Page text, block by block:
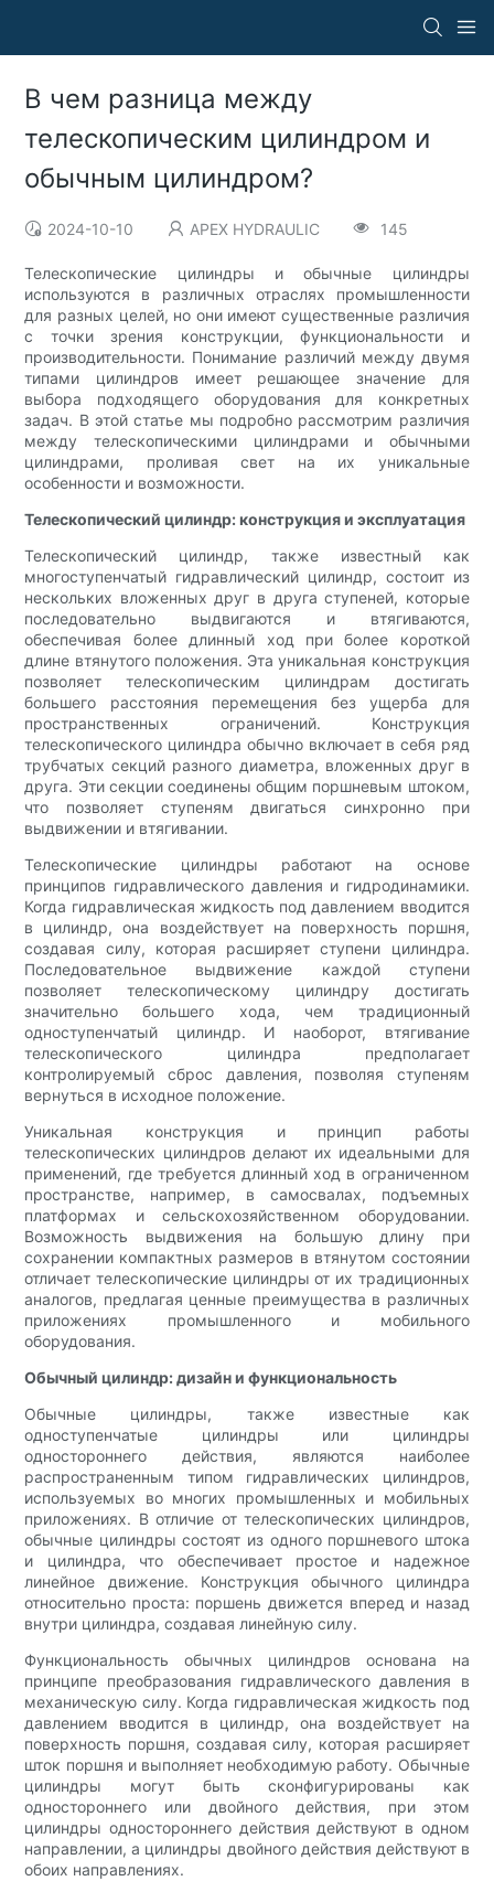
В чем разница между
телескопическим цилиндром и
обычным цилиндром?
2024-10-10 APEX HYDRAULIC 145
Телескопические цилиндры и обычные цилиндры
используются в различных отраслях промышленности
для разных целей, но они имеют существенные различия
с точки зрения конструкции, функциональности и
производительности. Понимание различий между двумя
типами цилиндров имеет решающее значение для
выбора подходящего оборудования для конкретных
задач. В этой статье мы подробно рассмотрим различия
между телескопическими цилиндрами и обычными
цилиндрами, проливая свет на их уникальные
особенности и возможности.
Телескопический цилиндр: конструкция и эксплуатация
Телескопический цилиндр, также известный как
многоступенчатый гидравлический цилиндр, состоит из
нескольких вложенных друг в друга ступеней, которые
последовательно выдвигаются и втягиваются,
обеспечивая более длинный ход при более короткой
длине втянутого положения. Эта уникальная конструкция
позволяет телескопическим цилиндрам достигать
большего расстояния перемещения без ущерба для
пространственных ограничений. Конструкция
телескопического цилиндра обычно включает в себя ряд
трубчатых секций разного диаметра, вложенных друг в
друга. Эти секции соединены общим поршневым штоком,
что позволяет ступеням двигаться синхронно при
выдвижении и втягивании.
Телескопические цилиндры работают на основе
принципов гидравлического давления и гидродинамики.
Когда гидравлическая жидкость под давлением вводится
в цилиндр, она воздействует на поверхность поршня,
создавая силу, которая расширяет ступени цилиндра.
Последовательное выдвижение каждой ступени
позволяет телескопическому цилиндру достигать
значительно большего хода, чем традиционный
одноступенчатый цилиндр. И наоборот, втягивание
телескопического цилиндра предполагает
контролируемый сброс давления, позволяя ступеням
вернуться в исходное положение.
Уникальная конструкция и принцип работы
телескопических цилиндров делают их идеальными для
применений, где требуется длинный ход в ограниченном
пространстве, например, в самосвалах, подъемных
платформах и сельскохозяйственном оборудовании.
Возможность выдвижения на большую длину при
сохранении компактных размеров в втянутом состоянии
отличает телескопические цилиндры от их традиционных
аналогов, предлагая ценные преимущества в различных
приложениях промышленного и мобильного
оборудования.
Обычный цилиндр: дизайн и функциональность
Обычные цилиндры, также известные как
одноступенчатые цилиндры или цилиндры
одностороннего действия, являются наиболее
распространенным типом гидравлических цилиндров,
используемых во многих промышленных и мобильных
приложениях. В отличие от телескопических цилиндров,
обычные цилиндры состоят из одного поршневого штока
и цилиндра, что обеспечивает простое и надежное
линейное движение. Конструкция обычного цилиндра
относительно проста: поршень движется вперед и назад
внутри цилиндра, создавая линейную силу.
Функциональность обычных цилиндров основана на
принципе преобразования гидравлического давления в
механическую силу. Когда гидравлическая жидкость под
давлением вводится в цилиндр, она воздействует на
поверхность поршня, создавая силу, которая расширяет
шток поршня и выполняет необходимую работу. Обычные
цилиндры могут быть сконфигурированы как
одностороннего или двойного действия, при этом
цилиндры одностороннего действия действуют в одном
направлении, а цилиндры двойного действия действуют в
обоих направлениях.